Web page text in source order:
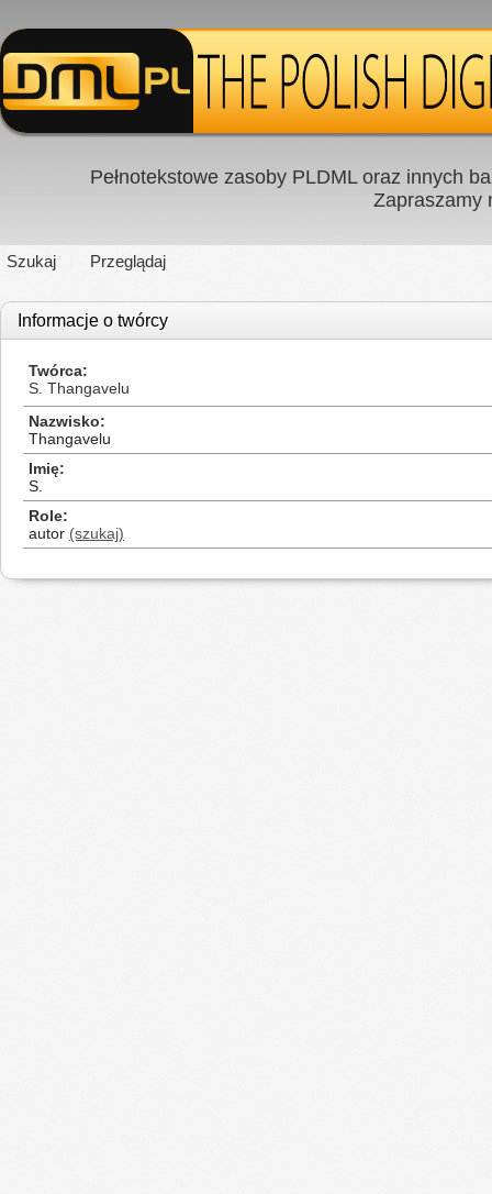
Pełnotekstowe zasoby PLDML oraz innych
Zapraszamy
Szukaj Przeglądaj
Informacje o twórcy
Twórca
S. Thangavelu
Nazwisko
Thangavelu
Imię
S.
Role
autor (szukaj)